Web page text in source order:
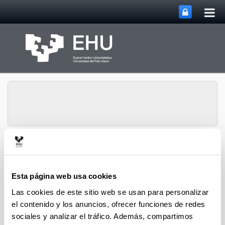
Esta página web usa cookies
Las cookies de este sitio web se usan para personalizar
el contenido y los anuncios, ofrecer funciones de redes
sociales y analizar el tráfico. Además, compartimos
Departamento de
Administrativo,
Constitucional y
Filosofía del Derecho
Menú Abrir/cerrar